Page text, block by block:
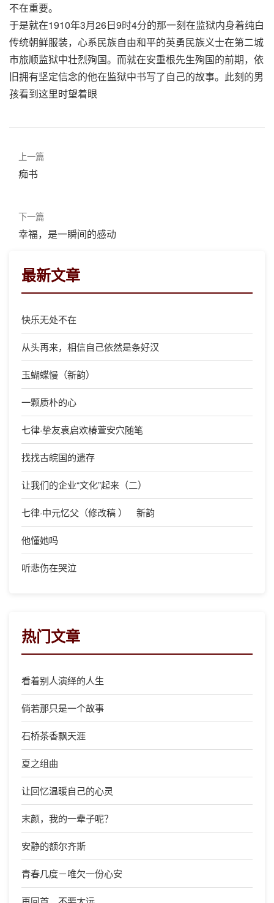
不在重要。
于是就在1910年3月26日9时4分的那一刻在监狱内身着纯白
传统朝鲜服装，心系民族自由和平的英勇民族义士在第二城
市旅顺监狱中壮烈殉国。而就在安重根先生殉国的前期，依
旧拥有坚定信念的他在监狱中书写了自己的故事。此刻的男
孩看到这里时望着眼
上一篇
痴书
下一篇
幸福，是一瞬间的感动
最新文章
快乐无处不在
从头再来，相信自己依然是条好汉
玉蝴蝶慢（新韵）
一颗质朴的心
七律·挚友袁启欢椿萱安穴随笔
找找古皖国的遗存
让我们的企业“文化”起来（二）
七律·中元忆父（修改稿 ） 新韵
他懂她吗
听悲伤在哭泣
热门文章
看着别人演绎的人生
倘若那只是一个故事
石桥茶香飘天涯
夏之组曲
让回忆温暖自己的心灵
末颜，我的一辈子呢？
安静的额尔齐斯
青春几度－唯欠一份心安